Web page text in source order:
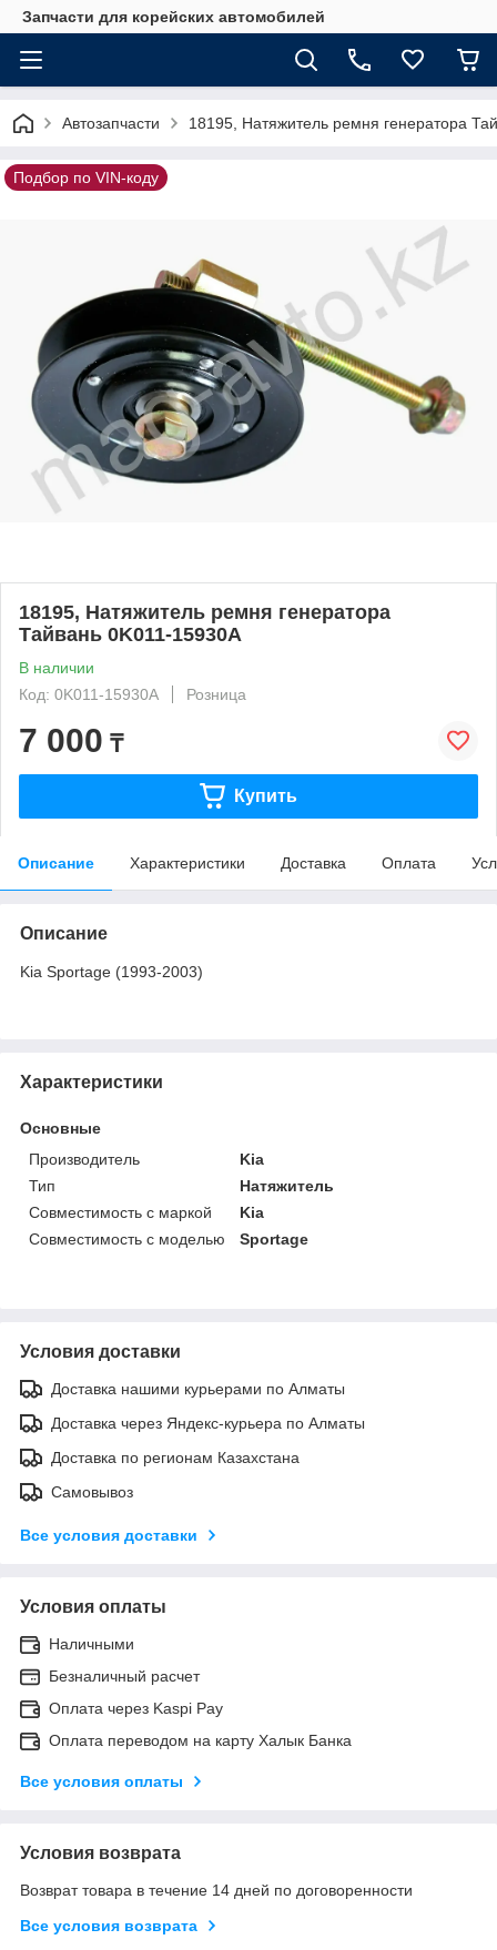
Запчасти для корейских автомобилей
Автозапчасти 18195, Натяжитель ремня генератора
Подбор по VIN-коду
18195, Натяжитель ремня генератора
Тайвань 0K011-15930A
В наличии
Код: 0K011-15930A
Розница
7 000 ₸
Купить
Описание Характеристики Доставка Оплата
Описание
Kia Sportage (1993-2003)
Характеристики
Основные
Производитель
Kia
Тип
Натяжитель
Совместимость с маркой
Kia
Совместимость с моделью
Sportage
Условия доставки
Доставка нашими курьерами по Алматы
Доставка через Яндекс-курьера по Алматы
Доставка по регионам Казахстана
Самовывоз
Все условия доставки
Условия оплаты
Наличными
Безналичный расчет
Оплата через Kaspi Pay
Оплата переводом на карту Халык Банка
Все условия оплаты
Условия возврата
Возврат товара в течение 14 дней по договоренности
Все условия возврата